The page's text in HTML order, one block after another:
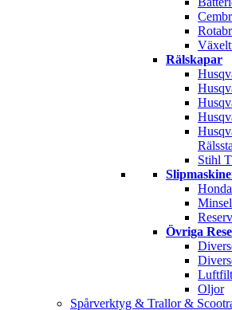
Rälskapar
Stihl
Övriga
Oljor
Spårverktyg & Trallor &